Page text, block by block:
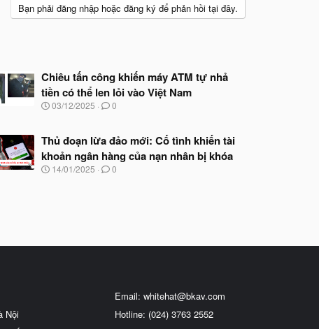
Bạn phải đăng nhập hoặc đăng ký để phản hồi tại đây.
Chiêu tấn công khiến máy ATM tự nhả
tiền có thể len lỏi vào Việt Nam
N
y
ắ
t
03/12/2025 0
Thủ đoạn lừa đảo mới: Cố tình khiến tài
khoản ngân hàng của nạn nhân bị khóa
N
đ
14/01/2025 0
Nội
Email: whitehat@bkav.com
Hotline: (024) 3763 2552